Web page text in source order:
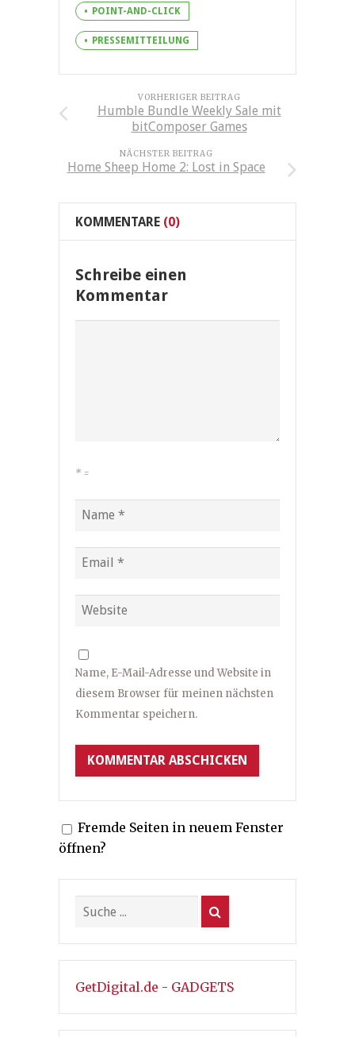
POINT-AND-CLICK
PRESSEMITTEILUNG
VORHERIGER BEITRAG
Humble Bundle Weekly Sale mit
bitComposer Games
NÄCHSTER BEITRAG
Home Sheep Home 2: Lost in Space
KOMMENTARE (0)
Schreibe einen
Kommentar
* =
Name, E-Mail-Adresse und Website in
diesem Browser für meinen nächsten
Kommentar speichern.
Fremde Seiten in neuem Fenster
öffnen?
GetDigital.de - GADGETS